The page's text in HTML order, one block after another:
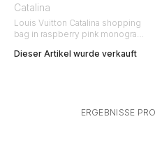
Catalina
Louis Vuitton Catalina shopping
bag in raspberry pink monogram
Dieser Artikel wurde verkauft
ERGEBNISSE